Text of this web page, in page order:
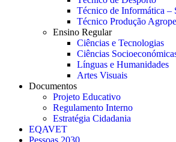
Técnico de Informática –
Técnico Produção
Ensino Regular
Ciências e Tecnologias
Ciências
Línguas e Humanidades
Artes Visuais
Documentos
Projeto Educativo
Regulamento Interno
Estratégia Cidadania
EQAVET
Pessoas 2030